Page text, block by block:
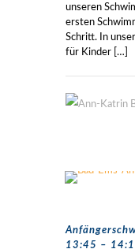
unseren
ersten
Schritt. In
für Kinder […]
13:45 –